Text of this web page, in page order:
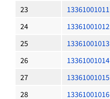
23
13361001011
24
13361001012
25
13361001013
26
13361001014
27
13361001015
28
13361001016